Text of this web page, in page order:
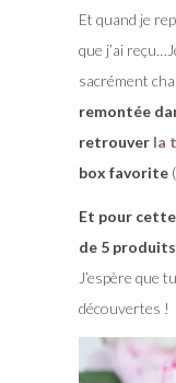
Et quand je
que j’ai
sacrément
remontée
retrouver la
box favorite(
Et pour
de 5 produits
J’espère que
découvertes !